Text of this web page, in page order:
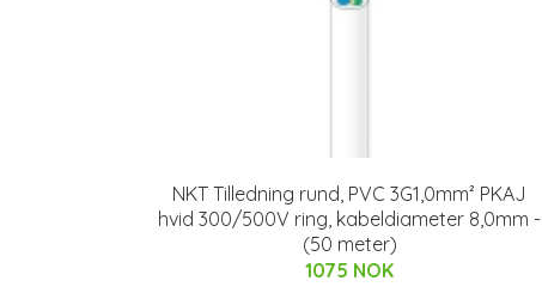
NKT Tilledning rund, PVC 3G1,0mm² PKAJ
hvid 300/500V ring, kabeldiameter 8,0mm -
(50 meter)
1075 NOK